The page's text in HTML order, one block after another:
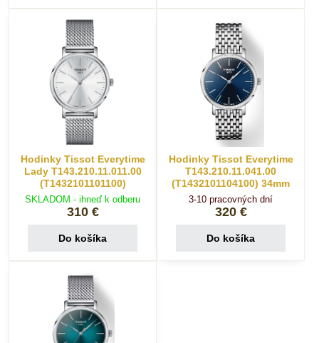
Hodinky Tissot Everytime
Lady T143.210.11.011.00
(T1432101101100)
SKLADOM - ihneď k odberu
310 €
Do košíka
Hodinky Tissot Everytime
T143.210.11.041.00
(T1432101104100) 34mm
3-10 pracovných dní
320 €
Do košíka